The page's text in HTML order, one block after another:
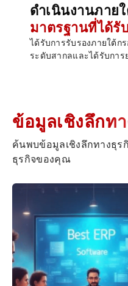
ดำเนินงานภาย
มาตรฐานที่ได้รั
ได้รับการรับรองภายใต้ก
ระดับสากลและได้รับกา
ข้อมูลเชิงลึกท
ค้นพบข้อมูลเชิงลึกทางธุร
ธุรกิจของคุณ